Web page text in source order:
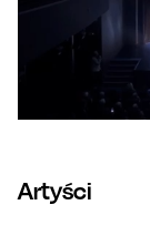
Artyści